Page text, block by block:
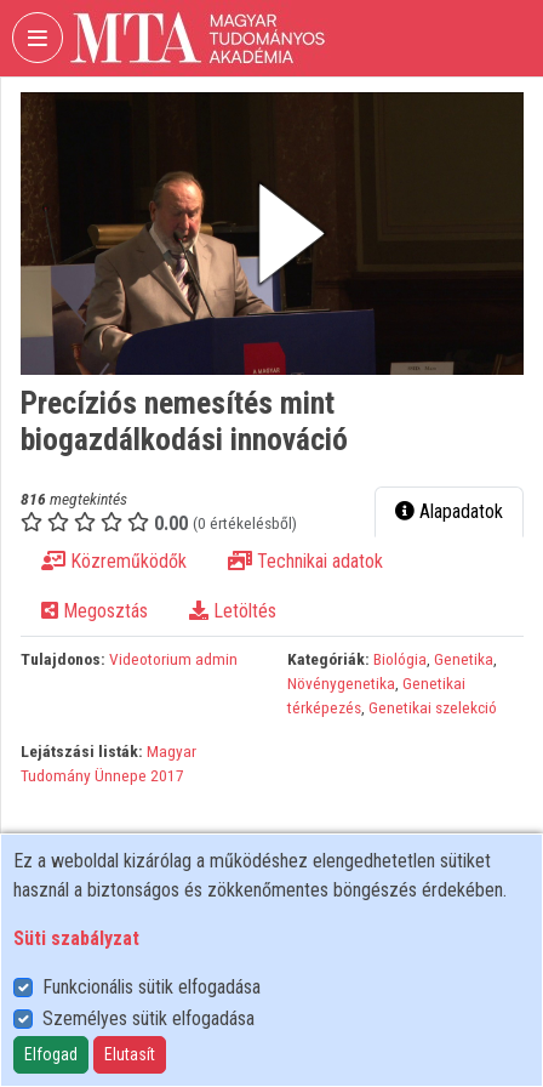
Fejléc kihagyása Menü kihagyása Tartalom kihagyása
MAGYAR
TUDOMÁNYOS
AKADÉMIA
Intézményi kezdőlap
Bejelentkezés
Kategóriák
Intézményi listák
Precíziós nemesítés mint
biogazdálkodási innováció
816 megtekintés
0.00 (0 értékelésből) Alapadatok
Közreműködők Technikai adatok
Megosztás Letöltés
Tulajdonos: Videotorium admin Kategóriák: Biológia, Genetika,
Növénygenetika, Genetikai
térképezés, Genetikai szelekció
Lejátszási listák: Magyar
Tudomány Ünnepe 2017
Felhasználói szabályzat
Adatkezelési tájékoztató
Süti szabályzat
Ez a weboldal kizárólag a működéshez elengedhetetlen sütiket
használ a biztonságos és zökkenőmentes böngészés érdekében.
Süti szabályzat
Funkcionális sütik elfogadása
Személyes sütik elfogadása
Elfogad Elutasít